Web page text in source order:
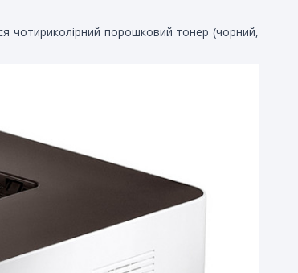
чотириколірний порошковий тонер (чорний,